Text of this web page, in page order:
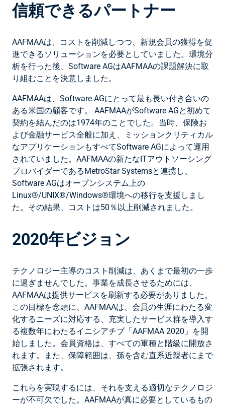
信頼できるパートナー
AAFMAAは、コストを削減しつつ、新規会員の獲得を促
進できるソリューションを必要としていました。環境分
析を行った後、Software AGはAAFMAAの課題解決に取
り組むことを決意しました。
AAFMAAは、Software AGにとって最も長い付き合いの
ある米国の顧客です。 AAFMAAがSoftware AGと初めて
契約を結んだのは1974年のことでした。当時、保険お
よび金融サービス全般に加え、ミッションクリティカル
なアプリケーションもすべてSoftware AGによって運用
されていました。AAFMAAの新たなITアウトソーシング
プロバイダーであるMetroStar Systemsと連携し、
Software AGはオープンシステム上の
Linux®/UNIX®/Windows®環境への移行を支援しまし
た。その結果、コストは50％以上削減されました。
2020年ビジョン
テクノロジー主導のコスト削減は、あくまで最初の一歩
に過ぎませんでした。事業を成長させるためには、
AAFMAAは提供サービスを刷新する必要がありました。
この目標を念頭に、AAFMAAは、会員の生涯にわたる変
化するニーズに対応する、充実したサービス群を導入す
る複数年にわたるイニシアチブ「AAFMAA 2020」を開
始しました。会員資格は、すべての軍種と階級に開放さ
れます。また、保障範囲は、孫を含む直系近親者にまで
拡張されます。
これらを実現するには、それを支える適切なテクノロジ
ーが不可欠でした。AAFMAAが真に必要としているもの